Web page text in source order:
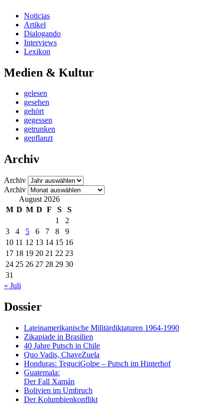
Noticias
Artikel
Dialogando
Interviews
Lexikon
Medien & Kultur
gelesen
gesehen
gehört
gegessen
getrunken
gepflanzt
Archiv
Archiv
Archiv
August 2026
M D M D F S
S
1
2
3
4 5 6 7 8
9
10 11 12 13 14 15 16
17 18 19 20 21 22 23
24 25 26 27 28 29 30
31
« Juli
Dossier
Lateinamerikanische Militärdiktaturen 1964-1990
Zikapiade in Brasilien
40 Jahre Putsch in Chile
Quo Vadis, ChaveZuela
Honduras: TeguciGolpe – Putsch im Hinterhof
Guatemala:
Der Fall Xamán
Bolivien im Umbruch
Der Kolumbienkonflikt